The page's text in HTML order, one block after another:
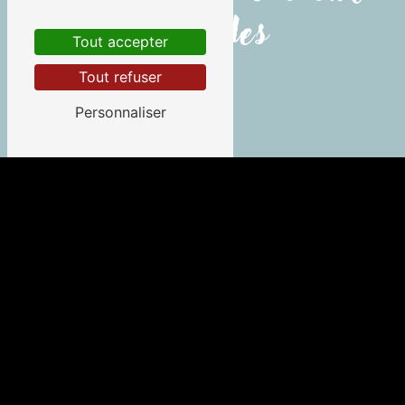
ces villes
Tout accepter
Tout refuser
Personnaliser